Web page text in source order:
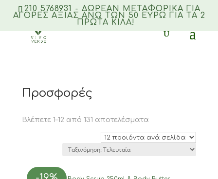
210 5768931 - ΔΩΡΕΑΝ ΜΕΤΑΦΟΡΙΚΆ ΓΙΑ
ΑΓΟΡΈΣ ΑΞΊΑΣ ΆΝΩ ΤΩΝ 50 ΕΥΡΏ ΓΙΑ ΤΑ 2
ΠΡΏΤΑ ΚΙΛΆ!
Προσφορές
Βλέπετε 1–12 από 131 αποτελέσματαSorted
latest